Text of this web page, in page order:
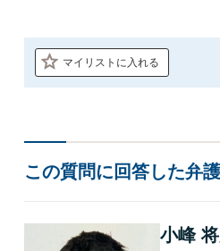
マイリストに入れる
この質問に回答した弁
小峰